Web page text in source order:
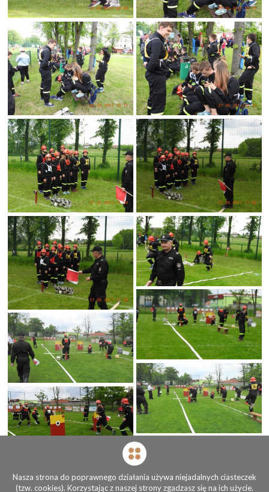
Nasza strona do poprawnego działania używa niejadalnych ciasteczek
(tzw. cookies). Korzystając z naszej strony zgadzasz się na ich użycie.